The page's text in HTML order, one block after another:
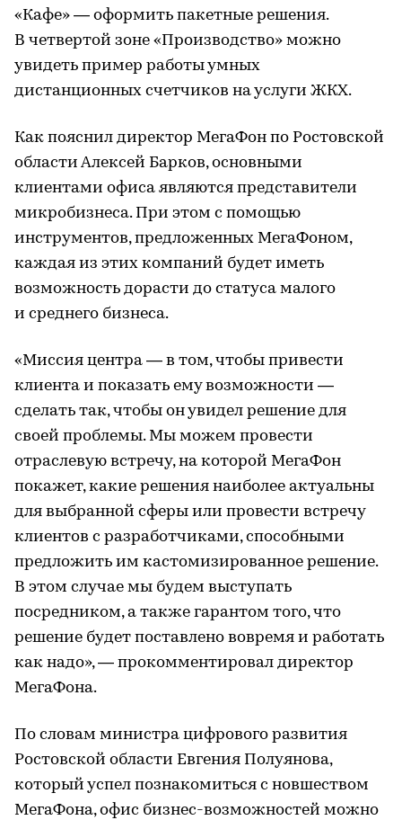
«Кафе» — оформить пакетные решения.
В четвертой зоне «Производство» можно
увидеть пример работы умных
дистанционных счетчиков на услуги ЖКХ.
Как пояснил директор МегаФон по Ростовской
области Алексей Барков, основными
клиентами офиса являются представители
микробизнеса. При этом с помощью
инструментов, предложенных МегаФоном,
каждая из этих компаний будет иметь
возможность дорасти до статуса малого
и среднего бизнеса.
«Миссия центра — в том, чтобы привести
клиента и показать ему возможности —
сделать так, чтобы он увидел решение для
своей проблемы. Мы можем провести
отраслевую встречу, на которой МегаФон
покажет, какие решения наиболее актуальны
для выбранной сферы или провести встречу
клиентов с разработчиками, способными
предложить им кастомизированное решение.
В этом случае мы будем выступать
посредником, а также гарантом того, что
решение будет поставлено вовремя и работать
как надо», — прокомментировал директор
МегаФона.
По словам министра цифрового развития
Ростовской области Евгения Полуянова,
который успел познакомиться с новшеством
МегаФона, офис бизнес-возможностей можно